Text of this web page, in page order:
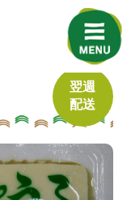
翌週
配送